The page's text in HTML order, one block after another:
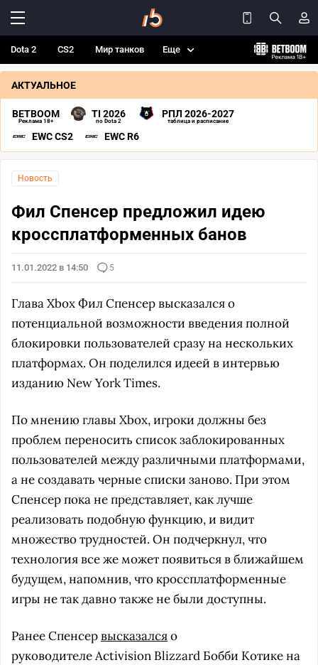
Dota 2 CS2 Мир танков Еще
АКТУАЛЬНОЕ
BETBOOM
Реклама 18+
TI 2026
по Dota 2
РПЛ 2026-2027
таблица и расписание
EWC CS2 EWC R6
Новость
Фил Спенсер предложил идею
кроссплатформенных банов
11.01.2022 в 14:50 5
Глава Xbox Фил Спенсер высказался о
потенциальной возможности введения полной
блокировки пользователей сразу на нескольких
платформах. Он поделился идеей в интервью
изданию New York Times.
По мнению главы Xbox, игроки должны без
проблем переносить список заблокированных
пользователей между различными платформами,
а не создавать черные списки заново. При этом
Спенсер пока не представляет, как лучше
реализовать подобную функцию, и видит
множество трудностей. Он подчеркнул, что
технология все же может появиться в ближайшем
будущем, напомнив, что кроссплатформенные
игры не так давно также не были доступны.
Ранее Спенсервысказалсяо
руководителе Activision Blizzard Бобби Котике на